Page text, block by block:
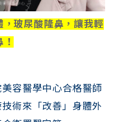
玻尿酸隆鼻，讓我輕
容醫學中心合格醫師
術來「改善」身體外